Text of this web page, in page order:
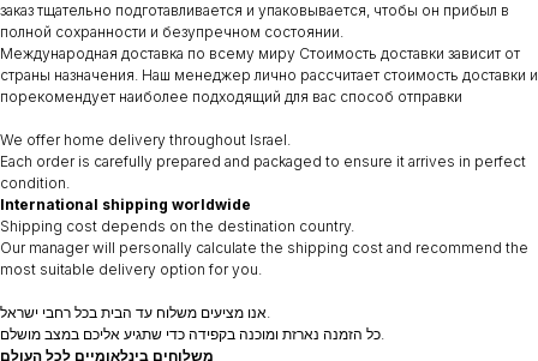
заказ тщательно подготавливается и упаковывается, чтобы он прибыл в
полной сохранности и безупречном состоянии.
Международная доставка по всему миру Стоимость доставки зависит от
страны назначения. Наш менеджер лично рассчитает стоимость доставки и
порекомендует наиболее подходящий для вас способ отправки
We offer home delivery throughout Israel.
Each order is carefully prepared and packaged to ensure it arrives in perfect
condition.
International shipping worldwide
Shipping cost depends on the destination country.
Our manager will personally calculate the shipping cost and recommend the
most suitable delivery option for you.
אנו מציעים משלוח עד הבית בכל רחבי ישראל.
כל הזמנה נארזת ומוכנה בקפידה כדי שתגיע אליכם במצב מושלם.
משלוחים בינלאומיים לכל העולם